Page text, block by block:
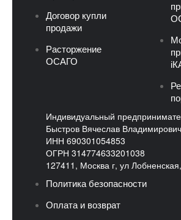
Договор купли
продажи
Расторжение
ОСАГО
Индивидуальный
Быстров Вячеслав Владимирович
ИНН 690301054853
ОГРН 314774633201038
127411, Москва г, ул
Политика безопасности
Оплата и возврат